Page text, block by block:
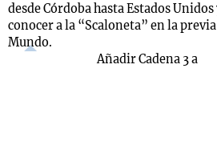
desde Córdoba hasta Estados
conocer a la “Scaloneta” en la
Mundo.
Añadir Cadena 3 a